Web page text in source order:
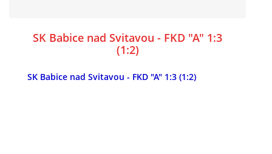
SK Babice nad Svitavou - FKD "A" 1:3
(1:2)
SK Babice nad Svitavou - FKD "A" 1:3 (1:2)